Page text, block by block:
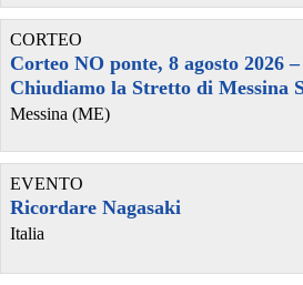
@radioblackout
#lavoratorimigranti
#strageferroviaria incontropubblico
#riccardoantonini #SiCobastorino
#MauroMoretti
CORTEO
Corteo NO ponte, 8 agosto 2026 –
Chiudiamo la Stretto di Messina
Messina (ME)
EVENTO
Ricordare Nagasaki
Italia